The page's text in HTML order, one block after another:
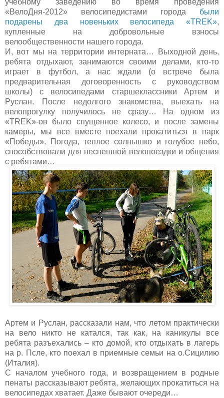
учебному заведению во время проведения
«ВелоДня-2012» велосипедистами города были
подарены два новеньких велосипеда «TREK»,
купленные на добровольные взносы
велообщественности нашего города.
И, вот мы на территории интерната… Выходной день,
ребята отдыхают, занимаются своими делами, кто-то
играет в футбол, а нас ждали (о встрече была
предварительная договоренность с руководством
школы) с велосипедами старшеклассники Артем и
Руслан. После недолгого знакомства, выехать на
велопрогулку получилось не сразу… На одном из
«TREK»-ов было спущенное колесо, и после замены
камеры, мы все вместе поехали прокатиться в парк
«Победы». Погода, теплое солнышко и голубое небо,
способствовали для неспешной велопоездки и общения
с ребятами…
Артем и Руслан, рассказали нам, что летом практически
на вело никто не катался, так как, на каникулы все
ребята разъехались – кто домой, кто отдыхать в лагерь
на р. Псле, кто поехал в приемные семьи на о.Сицилию
(Италия).
С началом учебного года, и возвращением в родные
пенаты рассказывают ребята, желающих прокатиться на
велосипедах хватает. Даже бывают очереди…